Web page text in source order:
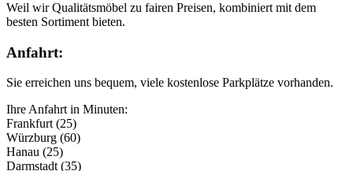
Weil wir Qualitätsmöbel zu fairen Preisen, kombiniert mit dem
besten Sortiment bieten.
Anfahrt:
Sie erreichen uns bequem, viele kostenlose Parkplätze vorhanden.
Ihre Anfahrt in Minuten:
Frankfurt (25)
Würzburg (60)
Hanau (25)
Darmstadt (35)